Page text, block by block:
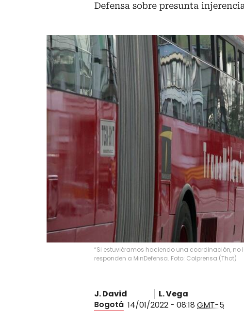
Defensa sobre presunta
“Si estuviéramos haciendo una coordinación, no
responden a MinDefensa. Foto: Colprensa.(Thot)
J. David
L. Vega
Bogotá 14/01/2022 - 08:18 GMT-5